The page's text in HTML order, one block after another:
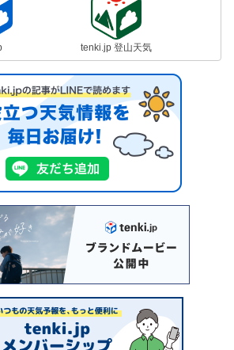
tenki.jp 登山天気